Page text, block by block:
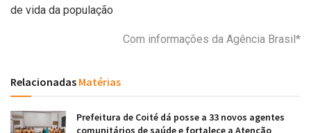
de vida da população
Com informações da Agência Brasil*
Relacionadas Matérias
Prefeitura de Coité dá posse a 33 novos agentes
comunitários de saúde e fortalece a Atenção